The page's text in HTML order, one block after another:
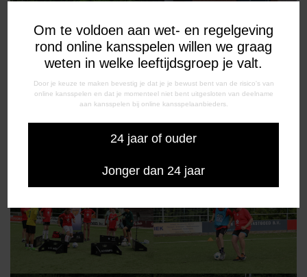
Om te voldoen aan wet- en regelgeving
rond online kansspelen willen we graag
weten in welke leeftijdsgroep je valt.
Door je keuze te maken bevestig je dat je je bewust bent van de risico's van
online kansspelen en dat je momenteel niet bent uitgesloten van deelname
aan kansspelen bij online kansspelaanbieders.
24 jaar of ouder
Jonger dan 24 jaar